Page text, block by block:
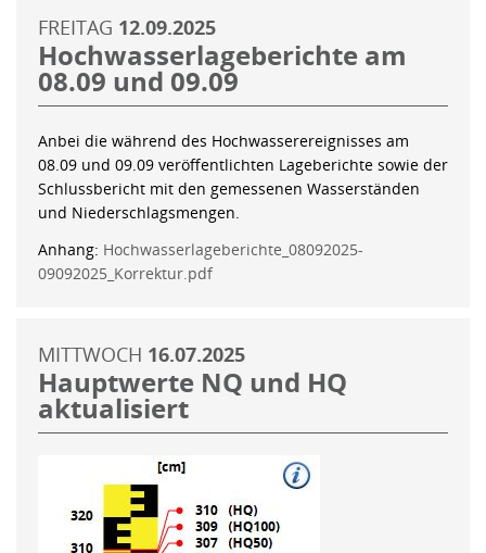
FREITAG 12.09.2025
Hochwasserlageberichte am
08.09 und 09.09
Anbei die während des Hochwasserereignisses am
08.09 und 09.09 veröffentlichten Lageberichte sowie der
Schlussbericht mit den gemessenen Wasserständen
und Niederschlagsmengen.
Anhang: Hochwasserlageberichte_08092025-
09092025_Korrektur.pdf
MITTWOCH 16.07.2025
Hauptwerte NQ und HQ
aktualisiert